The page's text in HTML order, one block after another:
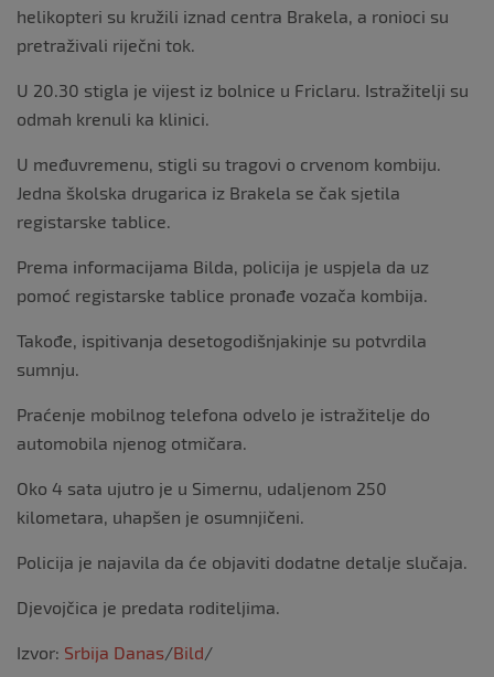
helikopteri su kružili iznad centra Brakela, a ronioci su
pretraživali riječni tok.
U 20.30 stigla je vijest iz bolnice u Friclaru. Istražitelji su
odmah krenuli ka klinici.
U međuvremenu, stigli su tragovi o crvenom kombiju.
Jedna školska drugarica iz Brakela se čak sjetila
registarske tablice.
Prema informacijama Bilda, policija je uspjela da uz
pomoć registarske tablice pronađe vozača kombija.
Takođe, ispitivanja desetogodišnjakinje su potvrdila
sumnju.
Praćenje mobilnog telefona odvelo je istražitelje do
automobila njenog otmičara.
Oko 4 sata ujutro je u Simernu, udaljenom 250
kilometara, uhapšen je osumnjičeni.
Policija je najavila da će objaviti dodatne detalje slučaja.
Djevojčica je predata roditeljima.
Izvor: Srbija Danas/Bild/